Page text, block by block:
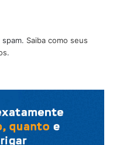
ter o avanço que
de diversos
Saiba como seus
.